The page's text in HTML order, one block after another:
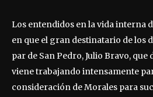
Los entendidos en la vida interna
en que el gran destinatario de los
par de San Pedro, Julio Bravo, que
viene trabajando intensamente
consideración de Morales para